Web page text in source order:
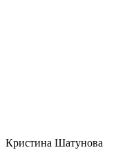
Кристина Шатунова